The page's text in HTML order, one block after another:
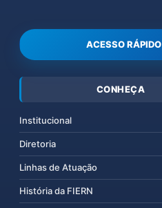
ACESSO RÁPIDO
CONHEÇA
Institucional
Diretoria
Linhas de Atuação
História da FIERN